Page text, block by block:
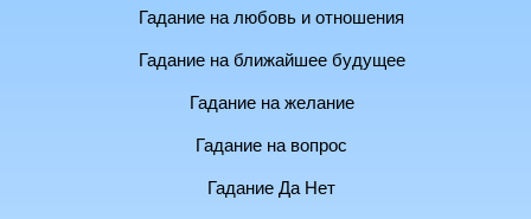
Гадание на любовь и отношения
Гадание на ближайшее будущее
Гадание на желание
Гадание на вопрос
Гадание Да Нет